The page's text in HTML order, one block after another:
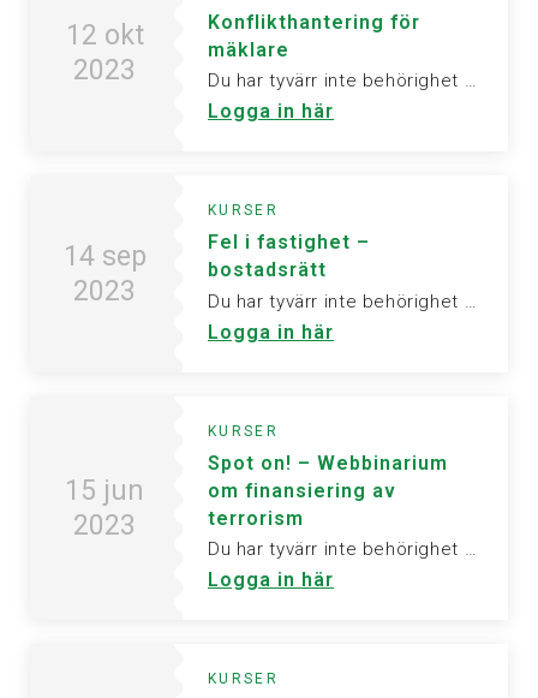
12 okt
2023
Konflikthantering för
mäklare
Du har tyvärr inte behörighet att visa denna sida. Vänligen logga in för att ta del av informationen.
Logga in här
14 sep
2023
KURSER
Fel i fastighet –
bostadsrätt
Logga in här
15 jun
2023
KURSER
Spot on! – Webbinarium
om finansiering av
terrorism
Du har tyvärr inte behörighet att visa denna sida. Vänligen logga in för att ta del av informationen.
Logga in här
KURSER